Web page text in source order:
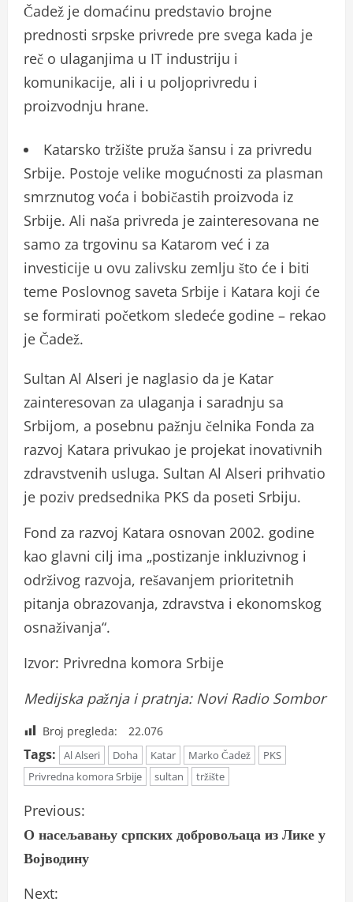
Čadež je domaćinu predstavio brojne
prednosti srpske privrede pre svega kada je
reč o ulaganjima u IT industriju i
komunikacije, ali i u poljoprivredu i
proizvodnju hrane.
Katarsko tržište pruža šansu i za privredu
Srbije. Postoje velike mogućnosti za plasman
smrznutog voća i bobičastih proizvoda iz
Srbije. Ali naša privreda je zainteresovana ne
samo za trgovinu sa Katarom već i za
investicije u ovu zalivsku zemlju što će i biti
teme Poslovnog saveta Srbije i Katara koji će
se formirati početkom sledeće godine – rekao
je Čadež.
Sultan Al Alseri je naglasio da je Katar
zainteresovan za ulaganja i saradnju sa
Srbijom, a posebnu pažnju čelnika Fonda za
razvoj Katara privukao je projekat inovativnih
zdravstvenih usluga. Sultan Al Alseri prihvatio
je poziv predsednika PKS da poseti Srbiju.
Fond za razvoj Katara osnovan 2002. godine
kao glavni cilj ima „postizanje inkluzivnog i
održivog razvoja, rešavanjem prioritetnih
pitanja obrazovanja, zdravstva i ekonomskog
osnaživanja“.
Izvor: Privredna komora Srbije
Medijska pažnja i pratnja: Novi Radio Sombor
Broj pregleda: 22.076
Tags: Al Alseri Doha Katar Marko Čadež
PKS
Privredna komora Srbije
sultan tržište
C
o
n
Previous:
О насељавању српских добровољаца из Лике у
Војводину
Next: